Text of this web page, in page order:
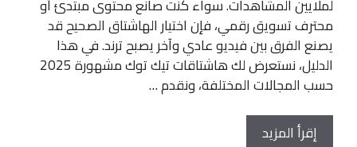
لملايين المشاهدات. سواء كنت صانع محتوى مبتدئ أو
محترف تسويق رقمي، فإن اختيار الهاشتاق الصحيح قد
يصنع الفرق بين فيديو عادي وآخر يصبح ترند. في هذا
الدليل، نستعرض لك هاشتاقات تيك توك مشهورة 2025
حسب المجالات المختلفة، ونقدم …
إقرأ المزيد